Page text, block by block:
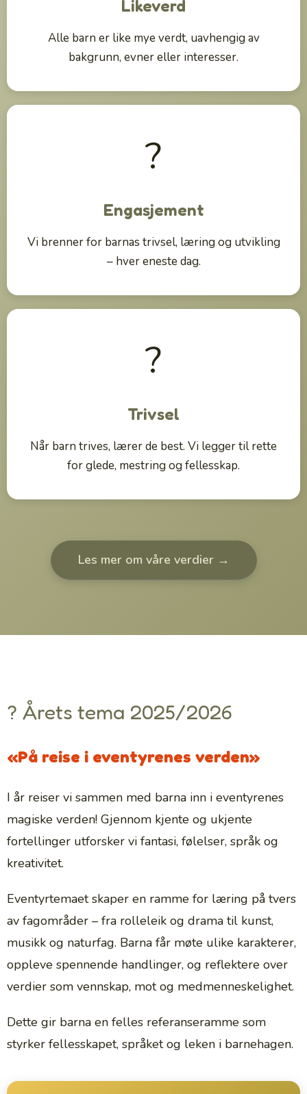
Likeverd
Alle barn er like mye verdt, uavhengig av
bakgrunn, evner eller interesser.
?
Engasjement
Vi brenner for barnas trivsel, læring og utvikling
– hver eneste dag.
?
Trivsel
Når barn trives, lærer de best. Vi legger til rette
for glede, mestring og fellesskap.
Les mer om våre verdier →
? Årets tema 2025/2026
«På reise i eventyrenes verden»
I år reiser vi sammen med barna inn i eventyrenes
magiske verden! Gjennom kjente og ukjente
fortellinger utforsker vi fantasi, følelser, språk og
kreativitet.
Eventyrtemaet skaper en ramme for læring på tvers
av fagområder – fra rolleleik og drama til kunst,
musikk og naturfag. Barna får møte ulike karakterer,
oppleve spennende handlinger, og reflektere over
verdier som vennskap, mot og medmenneskelighet.
Dette gir barna en felles referanseramme som
styrker fellesskapet, språket og leken i barnehagen.